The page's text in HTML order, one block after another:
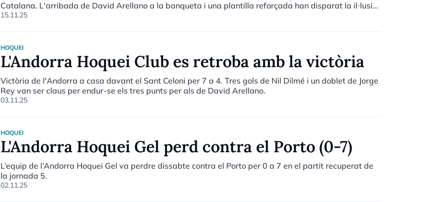
Catalana. L'arribada de David Arellano a la banqueta i una plantilla reforçada han disparat la il·lusió
al pavelló Comunal Joan Samarra.
15.11.25
HOQUEI
L'Andorra Hoquei Club es retroba amb la victòria
Victòria de l'Andorra a casa davant el Sant Celoni per 7 a 4. Tres gols de Nil Dilmé i un doblet de Jorge
Rey van ser claus per endur-se els tres punts per als de David Arellano.
03.11.25
HOQUEI
L'Andorra Hoquei Gel perd contra el Porto (0-7)
L’equip de l’Andorra Hoquei Gel va perdre dissabte contra el Porto per 0 a 7 en el partit recuperat de
la jornada 5.
02.11.25